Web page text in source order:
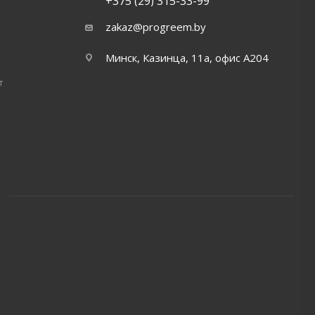
zakaz@progreem.by
Минск, Казинца, 11а, офис А204